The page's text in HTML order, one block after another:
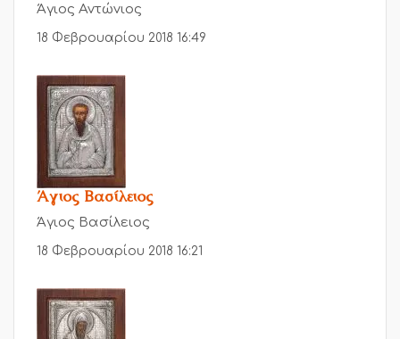
Άγιος Αντώνιος
18 Φεβρουαρίου 2018 16:49
Άγιος Βασίλειος
Άγιος Βασίλειος
18 Φεβρουαρίου 2018 16:21